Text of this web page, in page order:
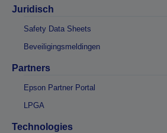
Juridisch
Safety Data Sheets
Beveiligingsmeldingen
Partners
Epson Partner Portal
LPGA
Technologies